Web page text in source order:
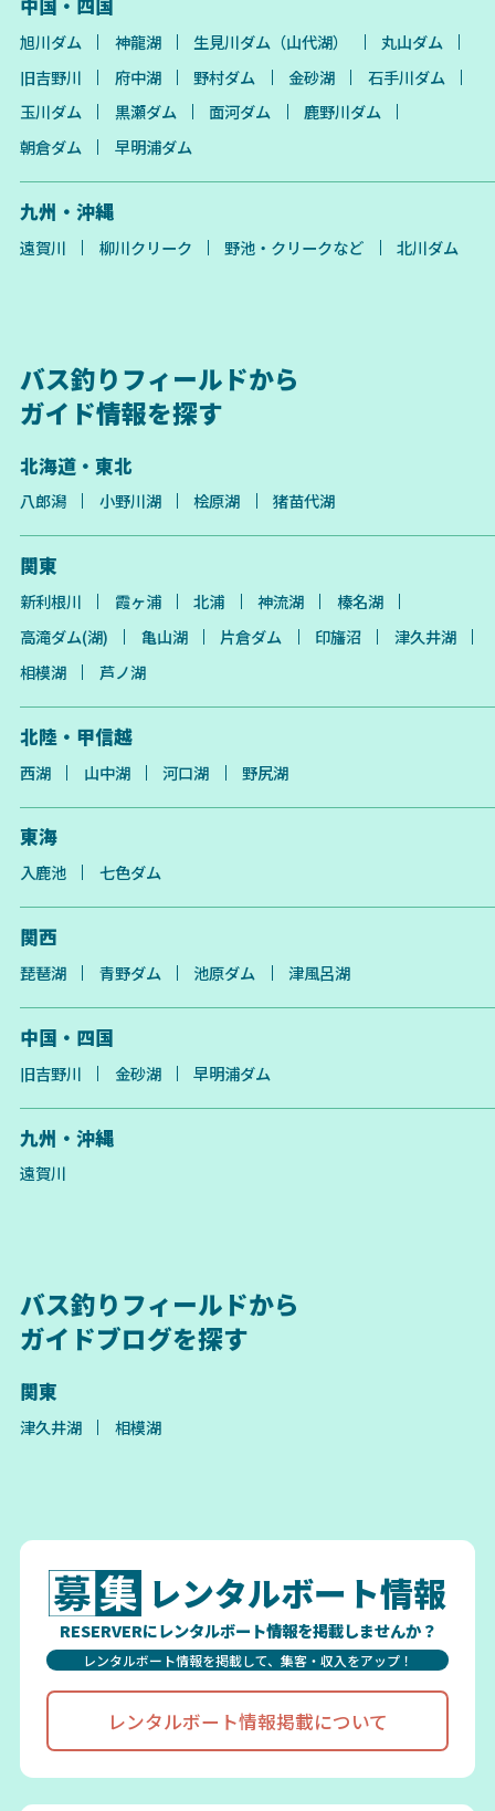
旭川ダム 神龍湖 生見川ダム（山代湖）
丸山ダム
旧吉野川
府中湖 野村ダム 金砂湖
石手川ダム
玉川ダム
黒瀬ダム 面河ダム
鹿野川ダム
朝倉ダム
早明浦ダム
九州・沖縄
遠賀川 柳川クリーク 野池・クリークなど 北川ダム
バス釣りフィールドから
ガイド情報を探す
北海道・東北
八郎潟 小野川湖 桧原湖 猪苗代湖
関東
新利根川 霞ヶ浦 北浦 神流湖
榛名湖
高滝ダム(湖)
亀山湖 片倉ダム 印旛沼
津久井湖
相模湖
芦ノ湖
北陸・甲信越
西湖 山中湖 河口湖 野尻湖
東海
入鹿池 七色ダム
関西
琵琶湖 青野ダム 池原ダム 津風呂湖
中国・四国
旧吉野川 金砂湖 早明浦ダム
九州・沖縄
遠賀川
バス釣りフィールドから
ガイドブログを探す
関東
津久井湖 相模湖
レンタルボート情報
RESERVERにレンタルボート情報を掲載しませんか？
レンタルボート情報を掲載して、集客・収入をアップ！
レンタルボート情報掲載について